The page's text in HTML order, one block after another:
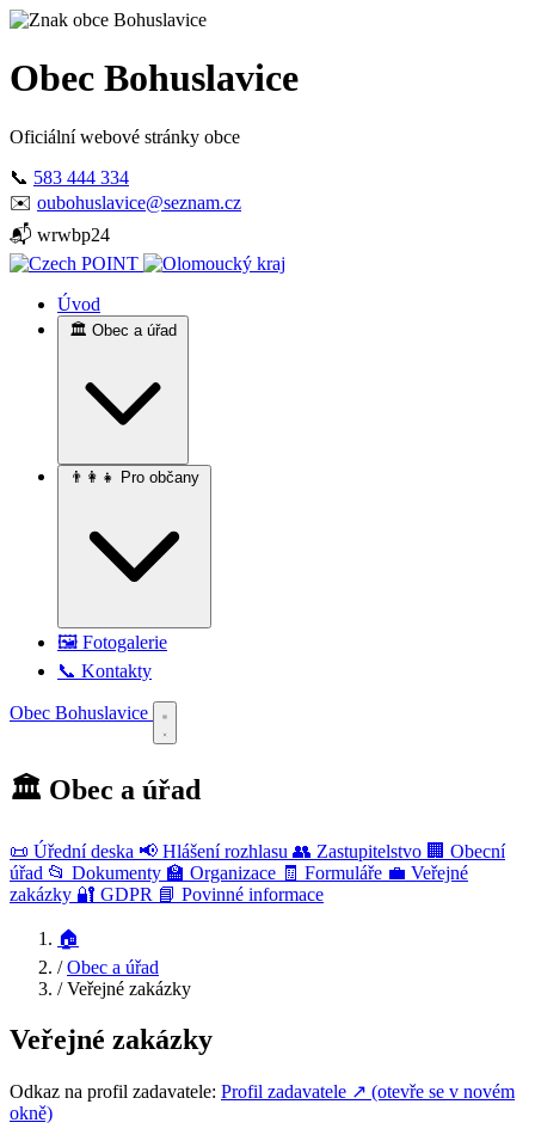
Obec Bohuslavice
Oficiální webové stránky obce
📞 583 444 334
✉️ oubohuslavice@seznam.cz
📬 wrwbp24
Úvod
🏛️ Obec a úřad
👨‍👩‍👧 Pro občany
🖼️ Fotogalerie
📞 Kontakty
Obec Bohuslavice
🏛️ Obec a úřad
📜 Úřední deska 📢 Hlášení rozhlasu 👥 Zastupitelstvo 🏢 Obecní
úřad 📂 Dokumenty 🏫 Organizace 🧾 Formuláře 💼 Veřejné
zakázky 🔐 GDPR 📘 Povinné informace
🏠
/ Obec a úřad
/ Veřejné zakázky
Veřejné zakázky
Odkaz na profil zadavatele: Profil zadavatele ↗ (otevře se v novém
okně)